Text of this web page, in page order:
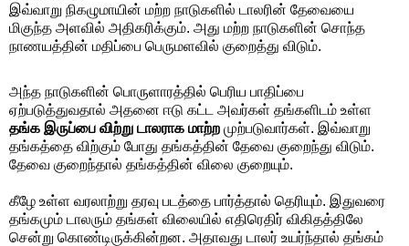
இவ்வாறு நிகழுமாயின் மற்ற நாடுகளில் டாலரின் தேவையை
மிகுந்த அளவில் அதிகரிக்கும். அது மற்ற நாடுகளின் சொந்த
நாணயத்தின் மதிப்பை பெருமளவில் குறைத்து விடும்.
அந்த நாடுகளின் பொருளாரத்தில் பெரிய பாதிப்பை
ஏற்படுத்துவதால் அதனை ஈடு கட்ட அவர்கள் தங்களிடம் உள்ள
தங்க இருப்பை விற்று டாலராக மாற்ற முற்படுவார்கள். இவ்வாறு
தங்கத்தை விற்கும் போது தங்கத்தின் தேவை குறைந்து விடும்.
தேவை குறைந்தால் தங்கத்தின் விலை குறையும்.
கீழே உள்ள வரலாற்று தரவு படத்தை பார்த்தால் தெரியும். இதுவரை
தங்கமும் டாலரும் தங்கள் விலையில் எதிரெதிர் விகிதத்திலே
சென்று கொண்டிருக்கின்றன. அதாவது டாலர் உயர்ந்தால் தங்கம்